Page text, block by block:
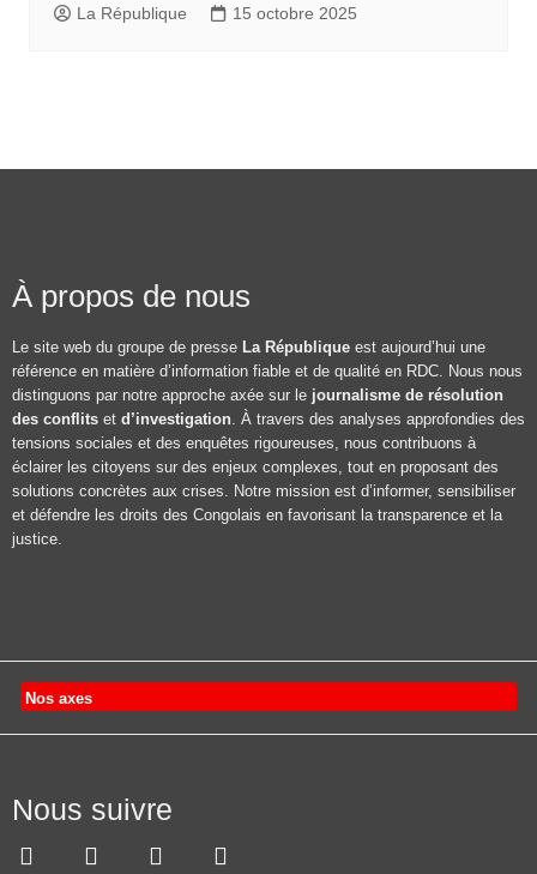
La République 15 octobre 2025
À propos de nous
Le site web du groupe de presse La République est aujourd’hui une
référence en matière d’information fiable et de qualité en RDC. Nous nous
distinguons par notre approche axée sur le journalisme de résolution
des conflits et d’investigation. À travers des analyses approfondies des
tensions sociales et des enquêtes rigoureuses, nous contribuons à
éclairer les citoyens sur des enjeux complexes, tout en proposant des
solutions concrètes aux crises. Notre mission est d’informer, sensibiliser
et défendre les droits des Congolais en favorisant la transparence et la
justice.
Nos axes
Nous suivre